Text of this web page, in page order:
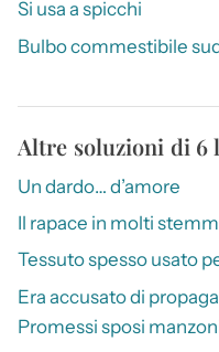
Si usa a spicchi
Bulbo commestibile
Altre soluzioni di 6
Un dardo… d’amore
Il rapace in molti
Tessuto spesso usato
Era accusato di
Promessi sposi